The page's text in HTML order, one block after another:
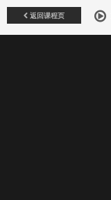
返回课程页